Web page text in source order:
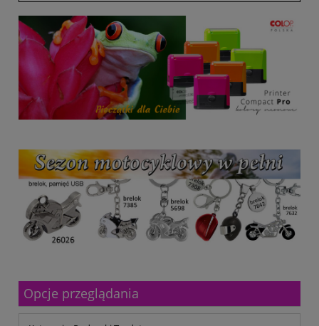
Antalis
Avery-Zweckform
Black Point
Canon
Coloris
Denix
drekker
Emeko
Fol-Plast
Fruit Of The Loom
Fruit Of The Loom
Glasmark
Grand
Heri
Malfini
Michalczyk & Prokop
Mitsubishi Company
MM Kwidzyń Sp. z o.o.
Opcje przeglądania